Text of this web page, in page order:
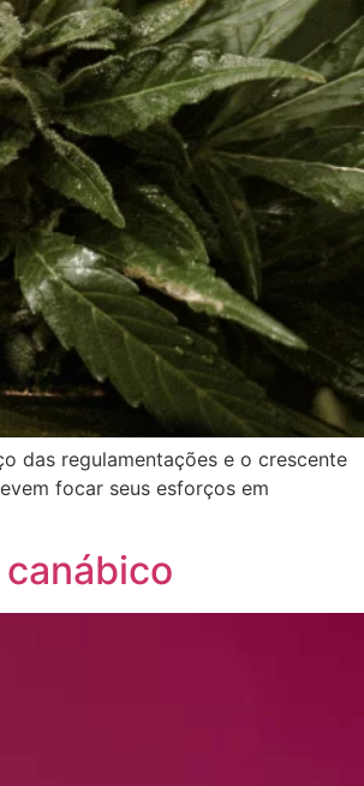
das regulamentações e o crescente
focar seus esforços em